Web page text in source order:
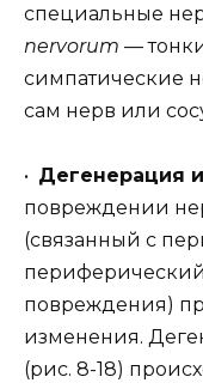
специальные
nervorum —
симпатические
сам нерв или
• Дегенерация
повреждении
(связанный с
периферический
повреждения)
изменения.
(рис. 8-18)